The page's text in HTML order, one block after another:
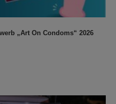
„Art On Condoms“ 2026